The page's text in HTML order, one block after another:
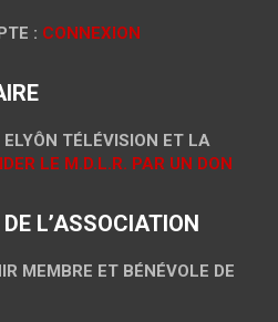
: CONNEXION
TÉLÉVISION ET LA
LE M.D.L.R. PAR UN DON
L’ASSOCIATION
MEMBRE ET BÉNÉVOLE DE